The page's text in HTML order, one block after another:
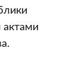
актами